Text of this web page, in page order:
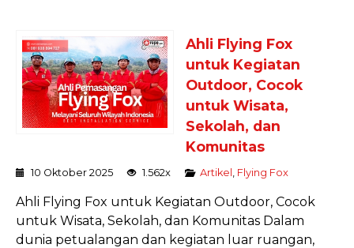
Ahli Flying Fox
untuk Kegiatan
Outdoor, Cocok
untuk Wisata,
Sekolah, dan
Komunitas
10 Oktober 2025 1.562x Artikel Flying Fox
Ahli Flying Fox untuk Kegiatan Outdoor, Cocok
untuk Wisata, Sekolah, dan Komunitas Dalam
dunia petualangan dan kegiatan luar ruangan,